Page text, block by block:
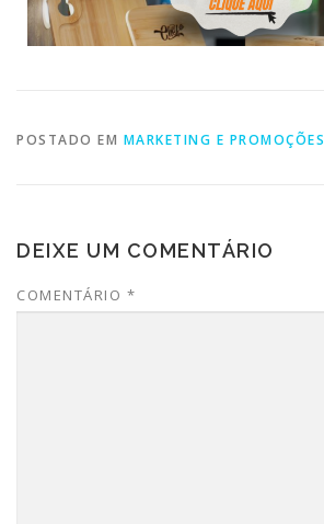
POSTADO EM MARKETING E PROMOÇÕES
DEIXE UM COMENTÁRIO
COMENTÁRIO *